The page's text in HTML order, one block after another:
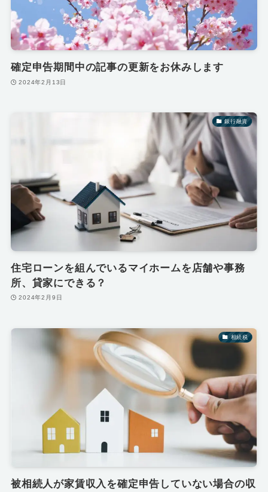
確定申告期間中の記事の更新をお休みします
2024年2月13日
銀行融資
住宅ローンを組んでいるマイホームを店舗や事務
所、貸家にできる？
2024年2月9日
相続税
被相続人が家賃収入を確定申告していない場合の収